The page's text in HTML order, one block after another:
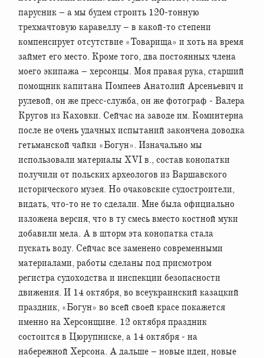
парусник – а мы будем строить 120-тонную
трехмачтовую каравеллу – в какой-то степени
компенсирует отсутствие «Товарища» и хоть на время
займет его место. Кроме того, два постоянных члена
моего экипажа – херсонцы. Моя правая рука, старший
помощник капитана Помпеев Анатолий Арсеньевич и
рулевой, он же пресс-служба, он же фотограф - Валера
Кругов из Каховки. Сейчас на заводе им. Коминтерна
после не очень удачных испытаний закончена доводка
гетьманской чайки «Богун». Изначально мы
использовали материалы XVI в., состав конопатки
получили от польских археологов из Варшавского
исторического музея. Но очаковские судостроители,
видать, что-то не то сделали. Мне была официально
изложена версия, что в ту смесь вместо костной муки
добавили мела. А в шторм эта конопатка стала
пускать воду. Сейчас все заменено современными
материалами, работы сделаны под присмотром
регистра судоходства и инспекции безопасности
движения. И 14 октября, во всеукраинский казацкий
праздник, «Богун» во всей своей красе покажется
именно на Херсонщине. 12 октября праздник
состоится в Цюрупниске, а 14 октября - на
набережной Херсона. А дальше – новые идеи, новые